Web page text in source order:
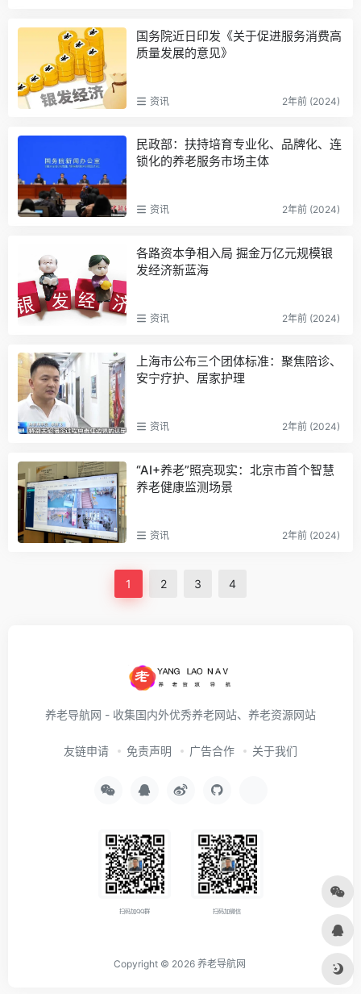
国务院近日印发《关于促进服务消费高
质量发展的意见》
资讯 2年前 (2024)
民政部：扶持培育专业化、品牌化、连
锁化的养老服务市场主体
资讯 2年前 (2024)
各路资本争相入局 掘金万亿元规模银
发经济新蓝海
资讯 2年前 (2024)
上海市公布三个团体标准：聚焦陪诊、
安宁疗护、居家护理
资讯 2年前 (2024)
“AI+养老”照亮现实：北京市首个智慧
养老健康监测场景
资讯 2年前 (2024)
1 2 3 4
养老导航网 - 收集国内外优秀养老网站、养老资源网站
友链申请 免责声明 广告合作 关于我们
扫码加QQ群 扫码加微信
Copyright © 2026 养老导航网